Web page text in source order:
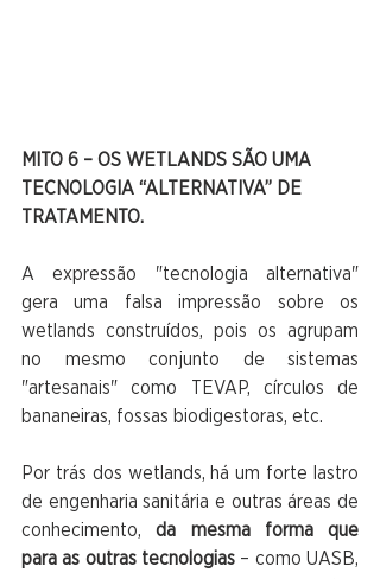
MITO 6 – OS WETLANDS SÃO UMA
TECNOLOGIA “ALTERNATIVA” DE
TRATAMENTO.
A expressão "tecnologia alternativa"
gera uma falsa impressão sobre os
wetlands construídos, pois os agrupam
no mesmo conjunto de sistemas
"artesanais" como TEVAP, círculos de
bananeiras, fossas biodigestoras, etc.
Por trás dos wetlands, há um forte lastro
de engenharia sanitária e outras áreas de
conhecimento, da mesma forma que
para as outras tecnologias – como UASB,